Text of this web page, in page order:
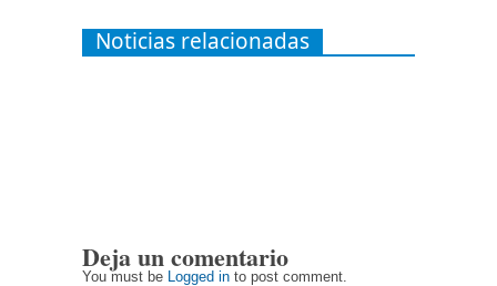
Noticias relacionadas
Deja un comentario
You must be Logged in to post comment.